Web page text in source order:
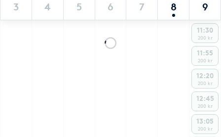
3 4 5 6 7 8 9
11:30
200 kr
11:55
200 kr
12:20
200 kr
12:45
200 kr
13:05
200 kr